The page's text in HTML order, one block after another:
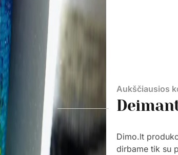
Aukščiausios
Dimo.lt
dirbame tik su